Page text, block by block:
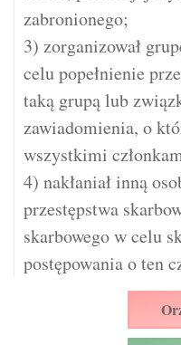
zabronionego;
3) zorganizował
celu popełnienie
taką grupą lub
zawiadomienia, o
wszystkimi
4) nakłaniał inną
przestępstwa
skarbowego w celu
postępowania o ten